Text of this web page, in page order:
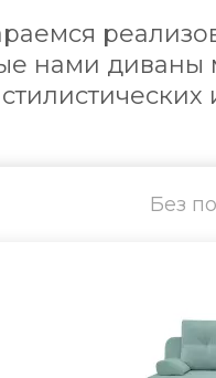
нами диваны
Без